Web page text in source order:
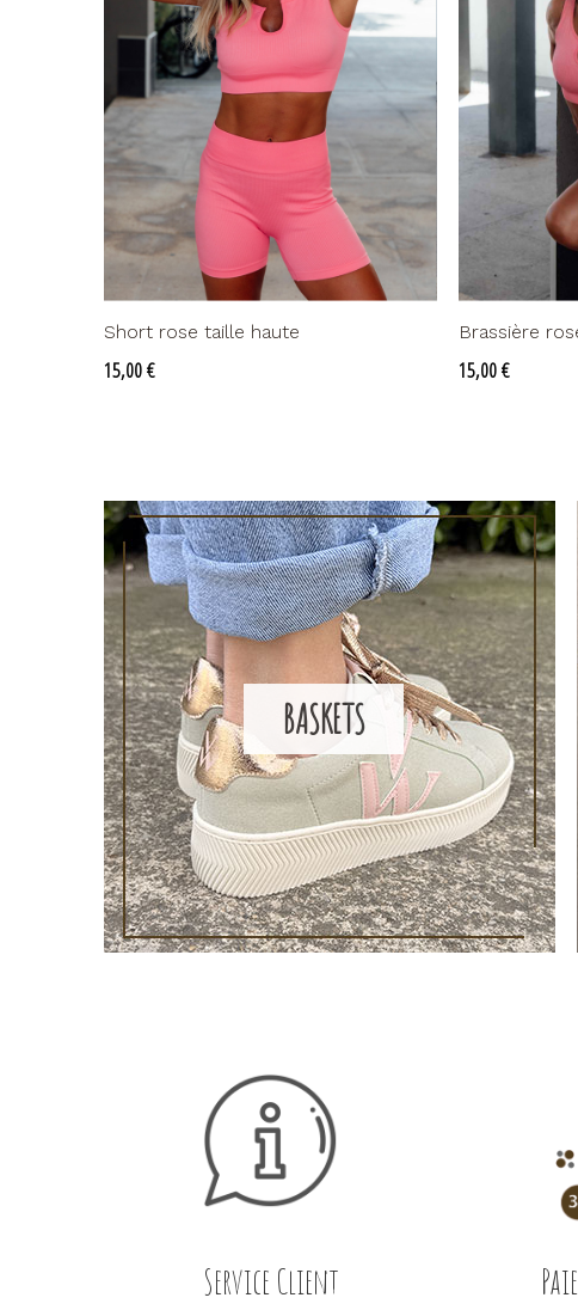
Short rose taille haute
Prix
15,00 €
Brassière
Prix
15,00 €
BASKETS
Service Client